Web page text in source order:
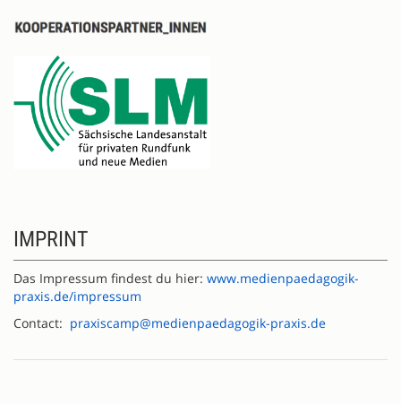
IMPRINT
Das Impressum findest du hier: www.medienpaedagogik-
praxis.de/impressum
Contact: praxiscamp@medienpaedagogik-praxis.de